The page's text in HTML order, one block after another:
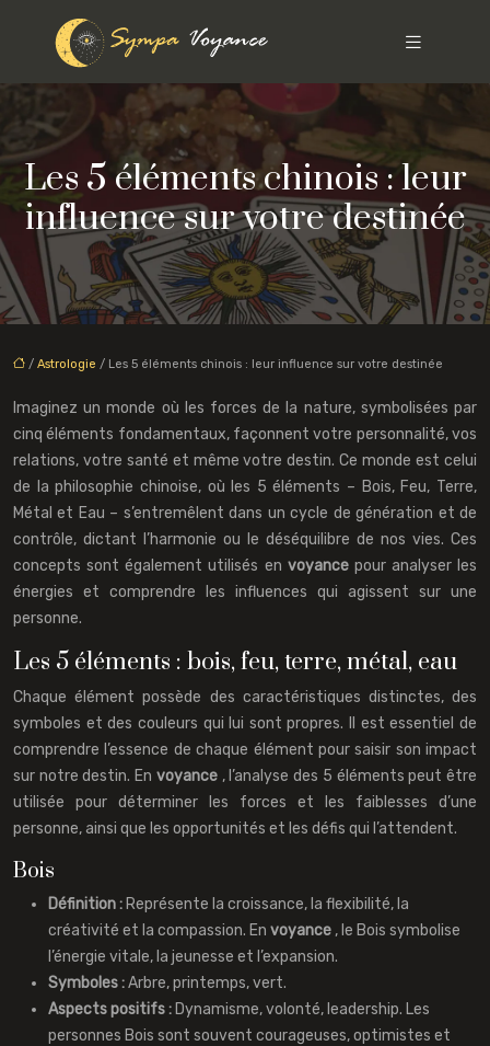
Les 5 éléments chinois : leur
influence sur votre destinée
/ Astrologie / Les 5 éléments chinois : leur influence sur votre destinée
Imaginez un monde où les forces de la nature, symbolisées par
cinq éléments fondamentaux, façonnent votre personnalité, vos
relations, votre santé et même votre destin. Ce monde est celui
de la philosophie chinoise, où les 5 éléments – Bois, Feu, Terre,
Métal et Eau – s’entremêlent dans un cycle de génération et de
contrôle, dictant l’harmonie ou le déséquilibre de nos vies. Ces
concepts sont également utilisés en voyance pour analyser les
énergies et comprendre les influences qui agissent sur une
personne.
Les 5 éléments : bois, feu, terre, métal, eau
Chaque élément possède des caractéristiques distinctes, des
symboles et des couleurs qui lui sont propres. Il est essentiel de
comprendre l’essence de chaque élément pour saisir son impact
sur notre destin. En voyance , l’analyse des 5 éléments peut être
utilisée pour déterminer les forces et les faiblesses d’une
personne, ainsi que les opportunités et les défis qui l’attendent.
Bois
Définition : Représente la croissance, la flexibilité, la
créativité et la compassion. En voyance , le Bois symbolise
l’énergie vitale, la jeunesse et l’expansion.
Symboles :Arbre, printemps, vert.
Aspects positifs : Dynamisme, volonté, leadership. Les
personnes Bois sont souvent courageuses, optimistes et